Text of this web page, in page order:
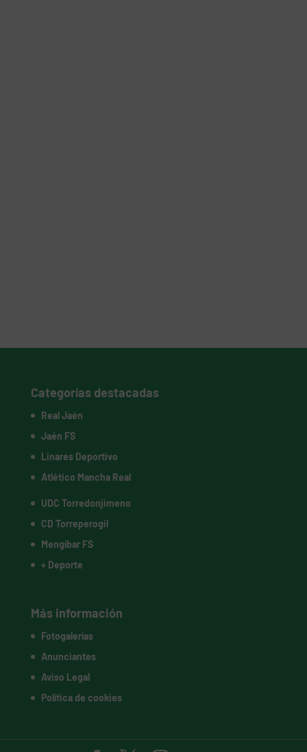
Categorías destacadas
Real Jaén
Jaén FS
Linares Deportivo
Atlético Mancha Real
UDC Torredonjimeno
CD Torreperogil
Mengíbar FS
+ Deporte
Más información
Fotogalerías
Anunciantes
Aviso Legal
Política de cookies